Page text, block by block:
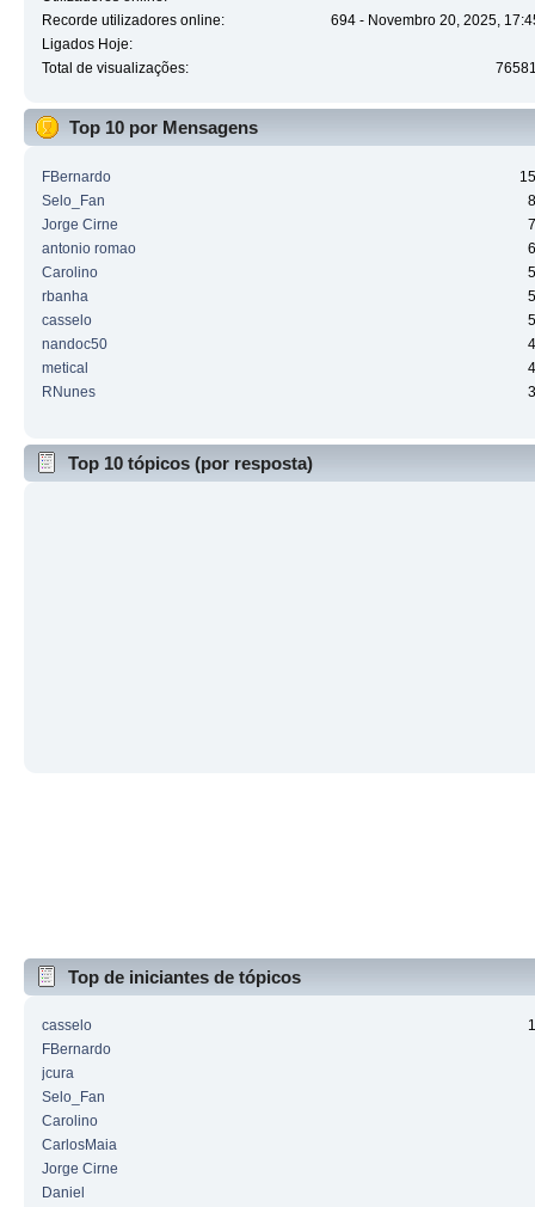
Recorde utilizadores online:
694 - Novembro 20, 2025,
Ligados Hoje:
Total de visualizações:
Top 10 por Mensagens
FBernardo
Selo_Fan
Jorge Cirne
antonio romao
Carolino
rbanha
casselo
nandoc50
metical
RNunes
Top 10 tópicos (por resposta)
Top de iniciantes de tópicos
casselo
FBernardo
jcura
Selo_Fan
Carolino
CarlosMaia
Jorge Cirne
Daniel